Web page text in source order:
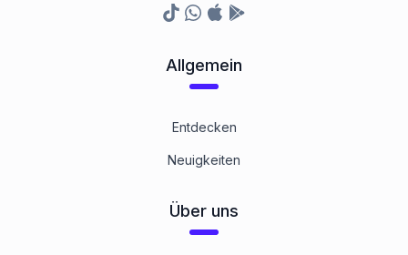
TikTokWhatsapp
Appstore
Google Play Store
Allgemein
Entdecken
Neuigkeiten
Über uns